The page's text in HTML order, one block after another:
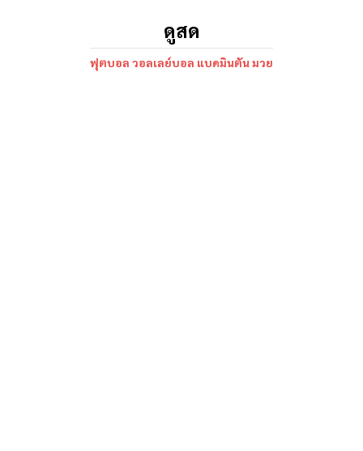
ดูสด
ฟุตบอล วอลเลย์บอล แบดมินตัน มวย